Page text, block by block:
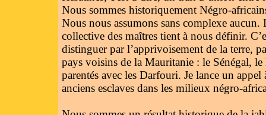
Nous sommes historiquement Négro-
Nous nous assumons sans complexe
collective des maîtres tient à nous définir.
distinguer par l’apprivoisement de la terre,
pays voisins de la Mauritanie : le Sénégal,
parentés avec les Darfouri. Je lance un
anciens esclaves dans les milieux négro-